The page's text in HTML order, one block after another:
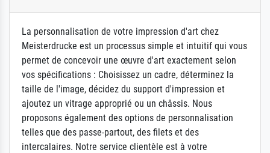
La personnalisation de votre impression d'art chez
Meisterdrucke est un processus simple et intuitif qui vous
permet de concevoir une œuvre d'art exactement selon
vos spécifications : Choisissez un cadre, déterminez la
taille de l'image, décidez du support d'impression et
ajoutez un vitrage approprié ou un châssis. Nous
proposons également des options de personnalisation
telles que des passe-partout, des filets et des
intercalaires. Notre service clientèle est à votre